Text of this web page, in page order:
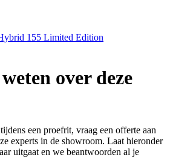
155 Limited Edition
over deze
een proefrit, vraag een offerte aan
experts in de showroom. Laat hieronder
uitgaat en we beantwoorden al je